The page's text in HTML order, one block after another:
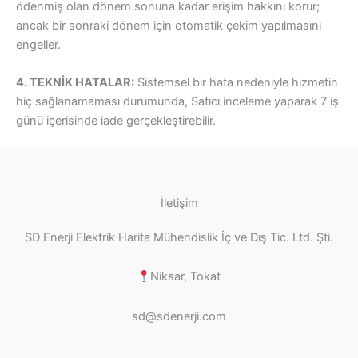
ödenmiş olan dönem sonuna kadar erişim hakkını korur;
ancak bir sonraki dönem için otomatik çekim yapılmasını
engeller.
4. TEKNİK HATALAR: Sistemsel bir hata nedeniyle hizmetin
hiç sağlanamaması durumunda, Satıcı inceleme yaparak 7 iş
günü içerisinde iade gerçekleştirebilir.
İletişim
SD Enerji Elektrik Harita Mühendislik İç ve Dış Tic. Ltd. Şti.
Niksar, Tokat
sd@sdenerji.com